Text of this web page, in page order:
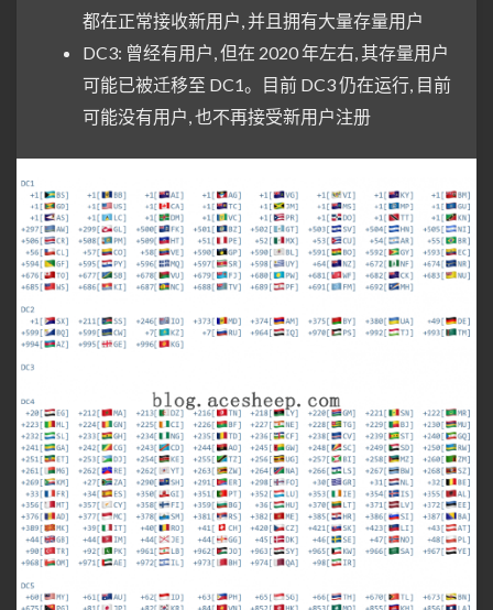
都在正常接收新用户, 并且拥有大量存量用户
DC3: 曾经有用户, 但在 2020 年左右, 其存量用户
可能已被迁移至 DC1。目前 DC3 仍在运行, 目前
可能没有用户, 也不再接受新用户注册